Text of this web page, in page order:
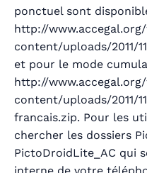
ponctuel sont
http://
content/uploads/2011/
et pour le mode
http://
content/uploads/2011/
francais.zip. Pour les
chercher les dossiers
PictoDroidLite_AC qui